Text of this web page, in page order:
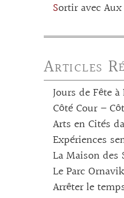
Sortir avec
Articles
Jours de Fête à
Côté Cour –
Arts en Cités
Expériences
La Maison des
Le Parc Ornavik
Arrêter le